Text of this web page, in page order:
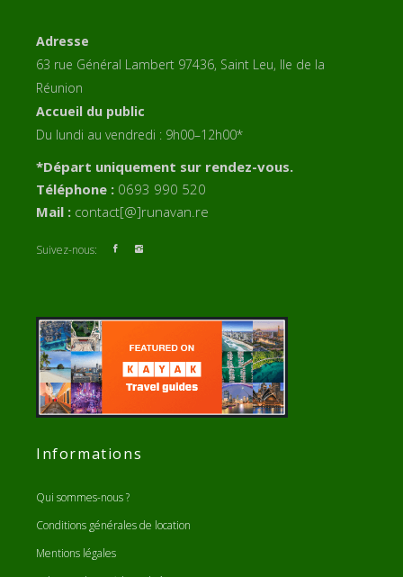
Adresse
63 rue Général Lambert 97436, Saint Leu, Ile de la
Réunion
Accueil du public
Du lundi au vendredi : 9h00–12h00*
*Départ uniquement sur rendez-vous.
Téléphone : 0693 990 520
Mail : contact[@]runavan.re
Suivez-nous:
Informations
Qui sommes-nous ?
Conditions générales de location
Mentions légales